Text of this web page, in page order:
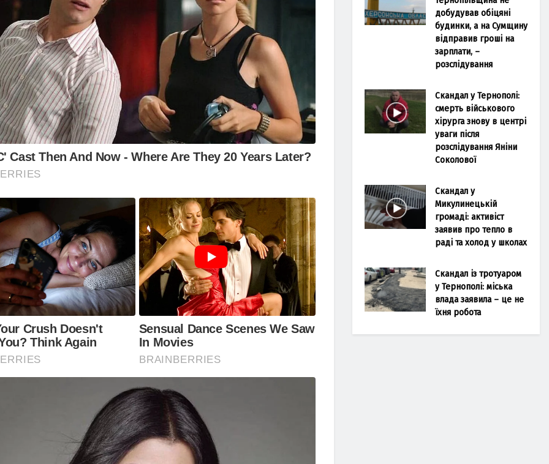
добудував обіцяні
будинки, а на Сумщину
відправив гроші на
зарплати, –
розслідування
Скандал у Тернополі:
смерть військового
хірурга знову в центрі
уваги після
розслідування Яніни
Соколової
Скандал у
Микулинецькій
громаді: активіст
заявив про тепло в
раді та холод у школах
Скандал із тротуаром
у Тернополі: міська
влада заявила – це не
їхня робота